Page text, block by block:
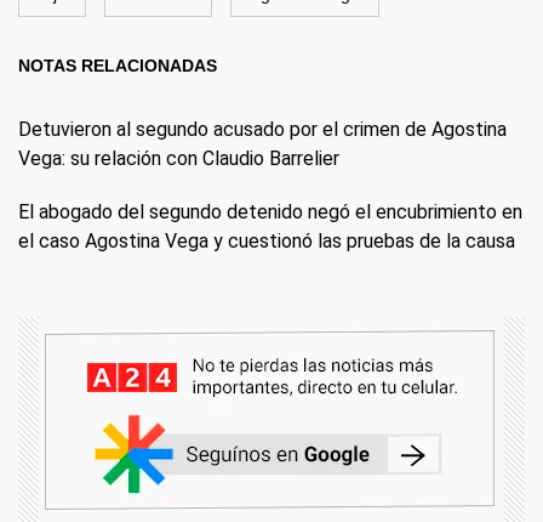
NOTAS RELACIONADAS
Detuvieron al segundo acusado por el crimen de Agostina
Vega: su relación con Claudio Barrelier
El abogado del segundo detenido negó el encubrimiento en
el caso Agostina Vega y cuestionó las pruebas de la causa